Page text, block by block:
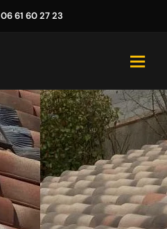
06 61 60 27 23